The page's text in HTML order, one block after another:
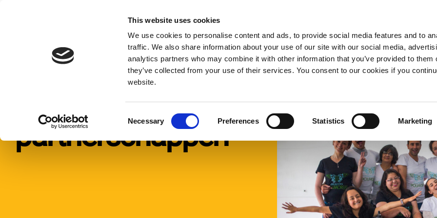
This website uses cookies
We use cookies to personalise content and ads, to provide social media features and to
traffic. We also share information about your use of our site with our social media,
analytics partners who may combine it with other information that you’ve provided to them
they’ve collected from your use of their services. You consent to our cookies if you
website.
o
Necessary Preferences Statistics Marketing
Expand
or
collapse
a
sub
Expand
or
collapse
a
sub
Expand
or
collapse
a
sub
Expand
or
collapse
a
sub
Wie we zijn Strategische partnerschappen
Strategische
partnerschappen